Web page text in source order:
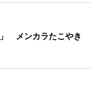
メンカラたこやき